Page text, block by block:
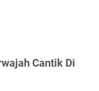
Cantik Di